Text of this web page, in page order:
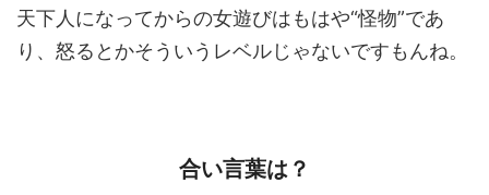
天下人になってからの女遊びはもはや“怪物”であ
り、怒るとかそういうレベルじゃないですもんね。
合い言葉は？